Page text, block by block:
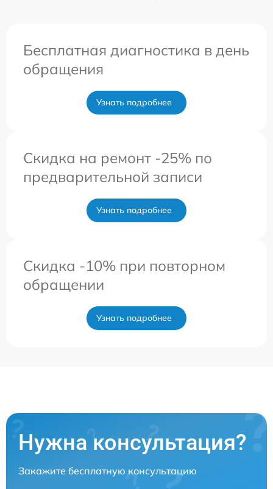
Бесплатная диагностика в день
обращения
Узнать подробнее
Скидка на ремонт -25% по
предварительной записи
Узнать подробнее
Скидка -10% при повторном
обращении
Узнать подробнее
Нужна консультация?
Закажите бесплатную консультацию